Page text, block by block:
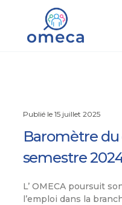
Skip to main navigation
Aller au contenu principal
Skip to search
Publié le 15 juillet 2025
Baromètre
semestre
L’ OMECA poursuit
l’emploi dans la